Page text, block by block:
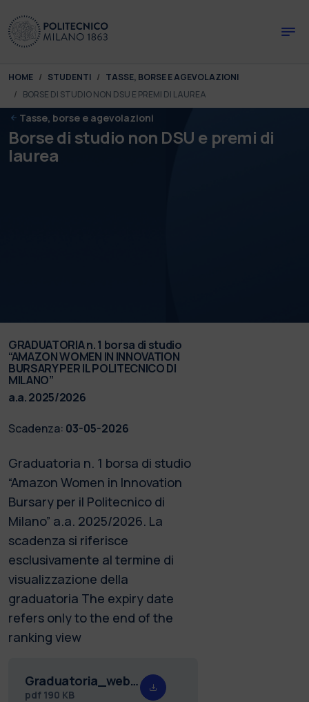
You are here:
HOME STUDENTI
TASSE, BORSE E AGEVOLAZIONI
BORSE DI STUDIO NON DSU E PREMI DI LAUREA
Tasse, borse e agevolazioni
Borse di studio non DSU e premi di
laurea
GRADUATORIA n. 1 borsa di studio
“AMAZON WOMEN IN INNOVATION
BURSARY PER IL POLITECNICO DI
MILANO”
a.a. 2025/2026
Scadenza: 03-05-2026
Graduatoria n. 1 borsa di studio
“Amazon Women in Innovation
Bursary per il Politecnico di
Milano” a.a. 2025/2026. La
scadenza si riferisce
esclusivamente al termine di
visualizzazione della
graduatoria The expiry date
refers only to the end of the
ranking view
Graduatoria_web_Amazon_25.26.pdf
pdf 190 KB